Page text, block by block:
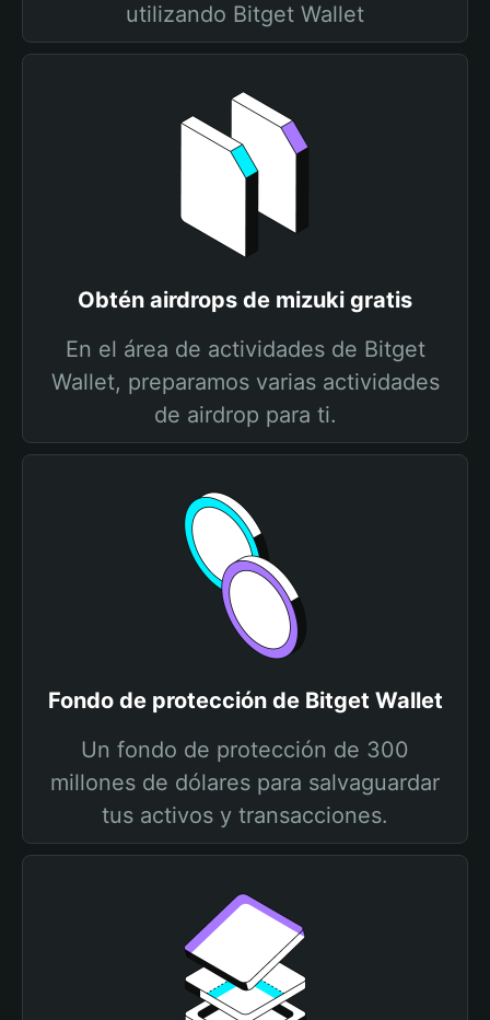
utilizando Bitget Wallet
Obtén airdrops de mizuki gratis
En el área de actividades de Bitget
Wallet, preparamos varias actividades
de airdrop para ti.
Fondo de protección de Bitget Wallet
Un fondo de protección de 300
millones de dólares para salvaguardar
tus activos y transacciones.